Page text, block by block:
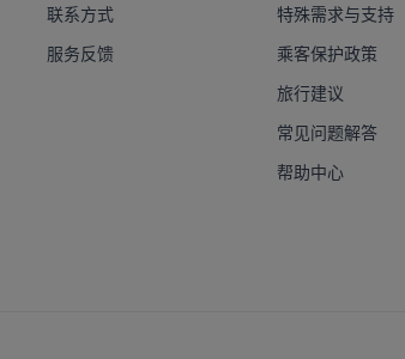
联系方式
服务反馈
特殊需求与支持
乘客保护政策
旅行建议
常见问题解答
帮助中心